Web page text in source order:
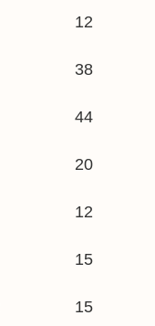
12
38
44
20
12
15
15